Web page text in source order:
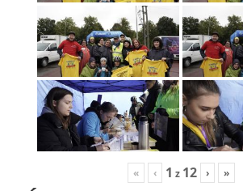
« ‹ 1 z 12 › »